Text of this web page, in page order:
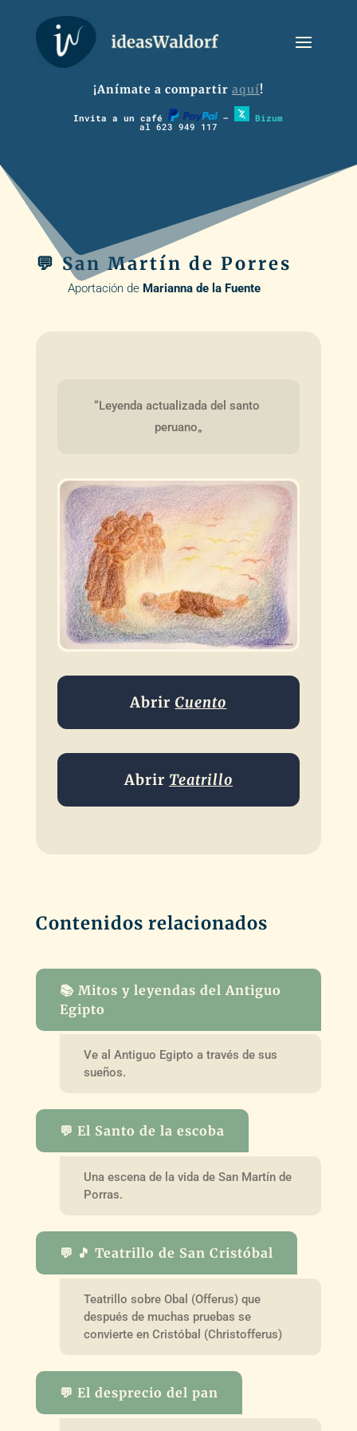
¡Anímate a compartir aquí!
Invita a un café – Bizum
al 623 949 117
💬 San Martín de Porres
Aportación de Marianna de la Fuente
“Leyenda actualizada del santo
peruano„
Abrir Cuento
Abrir Teatrillo
Contenidos relacionados
📚 Mitos y leyendas del Antiguo
Egipto
Ve al Antiguo Egipto a través de sus
sueños.
💬 El Santo de la escoba
Una escena de la vida de San Martín de
Porras.
💬 🎵 Teatrillo de San Cristóbal
Teatrillo sobre Obal (Offerus) que
después de muchas pruebas se
convierte en Cristóbal (Christofferus)
💬 El desprecio del pan